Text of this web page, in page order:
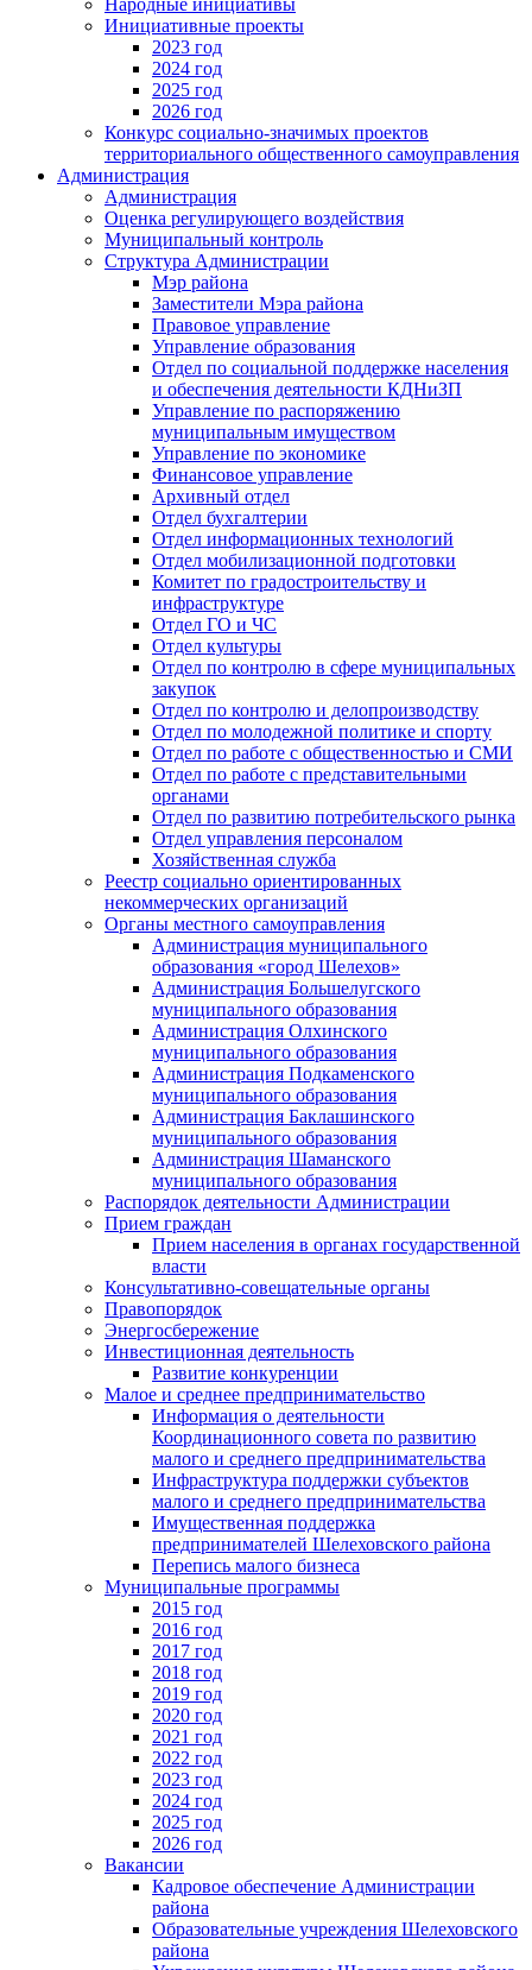
Инициативные проекты
2023 год
2024 год
2025 год
2026 год
Конкурс социально-значимых проектов
территориального общественного самоуправления
Администрация
Администрация
Оценка регулирующего воздействия
Муниципальный контроль
Структура Администрации
Мэр района
Заместители Мэра района
Правовое управление
Управление образования
Отдел по социальной поддержке населения
и обеспечения деятельности КДНиЗП
Управление по распоряжению
муниципальным имуществом
Управление по экономике
Финансовое управление
Архивный отдел
Отдел бухгалтерии
Отдел информационных технологий
Отдел мобилизационной подготовки
Комитет по градостроительству и
инфраструктуре
Отдел ГО и ЧС
Отдел культуры
Отдел по контролю в сфере муниципальных
закупок
Отдел по контролю и делопроизводству
Отдел по молодежной политике и спорту
Отдел по работе с общественностью и СМИ
Отдел по работе с представительными
органами
Отдел по развитию потребительского рынка
Отдел управления персоналом
Хозяйственная служба
Реестр социально ориентированных
некоммерческих организаций
Органы местного самоуправления
Администрация муниципального
образования «город Шелехов»
Администрация Большелугского
муниципального образования
Администрация Олхинского
муниципального образования
Администрация Подкаменского
муниципального образования
Администрация Баклашинского
муниципального образования
Администрация Шаманского
муниципального образования
Распорядок деятельности Администрации
Прием граждан
Прием населения в органах государственной
власти
Консультативно-совещательные органы
Правопорядок
Энергосбережение
Инвестиционная деятельность
Развитие конкуренции
Малое и среднее предпринимательство
Информация о деятельности
Координационного совета по развитию
малого и среднего предпринимательства
Инфраструктура поддержки субъектов
малого и среднего предпринимательства
Имущественная поддержка
предпринимателей Шелеховского района
Перепись малого бизнеса
Муниципальные программы
2015 год
2016 год
2017 год
2018 год
2019 год
2020 год
2021 год
2022 год
2023 год
2024 год
2025 год
2026 год
Вакансии
Кадровое обеспечение Администрации
района
Образовательные учреждения Шелеховского
района